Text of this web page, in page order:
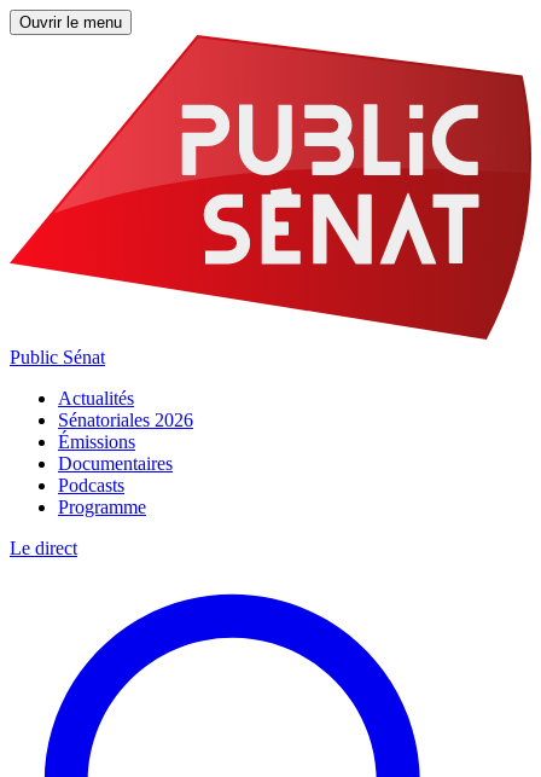
Ouvrir le menu
Public Sénat
Actualités
Sénatoriales 2026
Émissions
Documentaires
Podcasts
Programme
Le direct